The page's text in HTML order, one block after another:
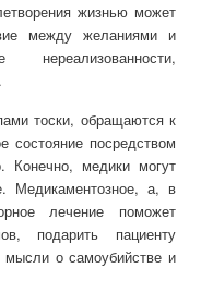
жизнью может
между желаниями и
нереализованности,
тоски, обращаются к
состояние посредством
Конечно, медики могут
Медикаментозное, а, в
лечение поможет
подарить пациенту
мысли о самоубийстве и